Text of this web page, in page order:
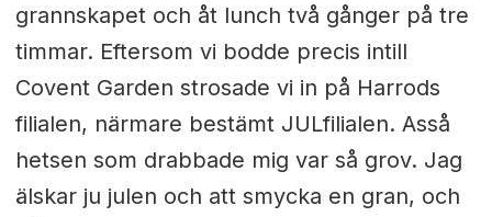
grannskapet och åt lunch två gånger på tre
timmar. Eftersom vi bodde precis intill
Covent Garden strosade vi in på Harrods
filialen, närmare bestämt JULfilialen. Asså
hetsen som drabbade mig var så grov. Jag
älskar ju julen och att smycka en gran, och